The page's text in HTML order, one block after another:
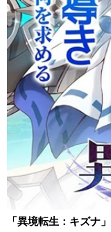
「異境転生：キズナ」